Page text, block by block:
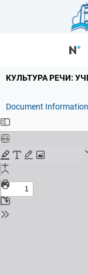
КУЛЬТУРА РЕЧИ:
Document Information